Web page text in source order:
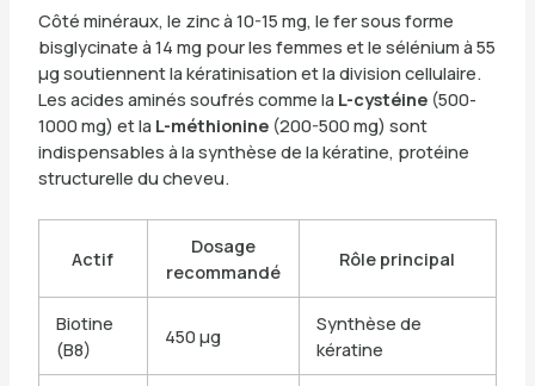
Côté minéraux, le zinc à 10-15 mg, le fer sous forme
bisglycinate à 14 mg pour les femmes et le sélénium à 55
µg soutiennent la kératinisation et la division cellulaire.
Les acides aminés soufrés comme la L-cystéine(500-
1000 mg) et la L-méthionine(200-500 mg) sont
indispensables à la synthèse de la kératine, protéine
structurelle du cheveu.
Actif
Dosage
recommandé
Rôle principal
Biotine
(B8)
450 µg
Synthèse de
kératine